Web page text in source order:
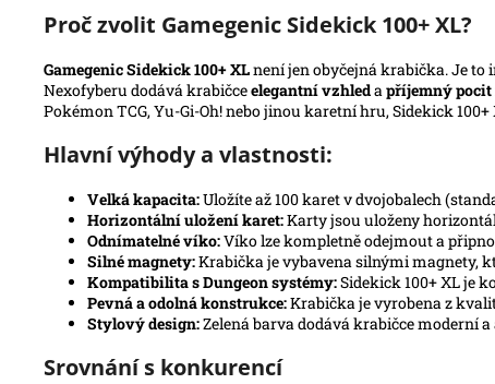
Proč zvolit Gamegenic Sidekick 100+ XL?
Gamegenic Sidekick 100+ XLnení jen obyčejná krabička. Je to
Nexofyberu dodává krabičceelegantní vzhledapříjemný pocit
Pokémon TCG, Yu-Gi-Oh! nebo jinou karetní hru, Sidekick
Hlavní výhody a vlastnosti:
Velká kapacita:Uložíte až 100 karet v dvojobalech
Horizontální uložení karet:Karty jsou uloženy
Odnímatelné víko:Víko lze kompletně odejmout a
Silné magnety:Krabička je vybavena silnými magnety,
Kompatibilita s Dungeon systémy:Sidekick 100+ XL je
Pevná a odolná konstrukce:Krabička je vyrobena z
Stylový design:Zelená barva dodává krabičce moderní
Srovnání s konkurencí